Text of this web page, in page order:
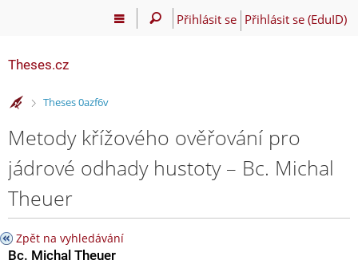
Přihlásit se Přihlásit se (EduID)
Theses.cz
>
Theses 0azf6v
Metody křížového ověřování pro
jádrové odhady hustoty – Bc. Michal
Theuer
Zpět na vyhledávání
Bc. Michal Theuer